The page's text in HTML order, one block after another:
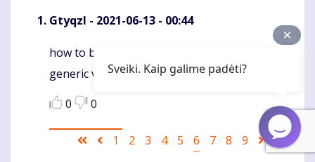
Gtyqzl - 2021-06-13 - 00:44
Komentaras
how to buy vardenafil online -
generic vardenafil canada
0
0
Pagination
First Ankstesnis
Puslapis
1 Puslapis
2 Puslapis
3 Puslapis
4 Puslapis
5
Current
6 Puslapis
7 Puslapis
8 Puslapis
9
Sekantis
Last
Sveiki. Kaip galime padėti?